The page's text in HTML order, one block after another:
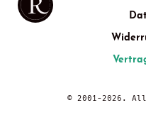
© 2001-2026.